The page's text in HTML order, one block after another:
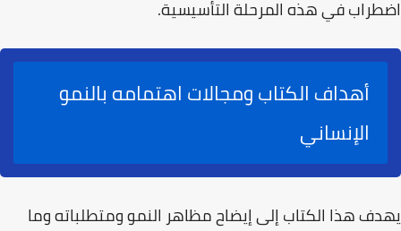
اضطراب في هذه المرحلة التأسيسية.
أهداف الكتاب ومجالات اهتمامه بالنمو
الإنساني
يهدف هذا الكتاب إلى إيضاحمظاهر النمو ومتطلباتهوما